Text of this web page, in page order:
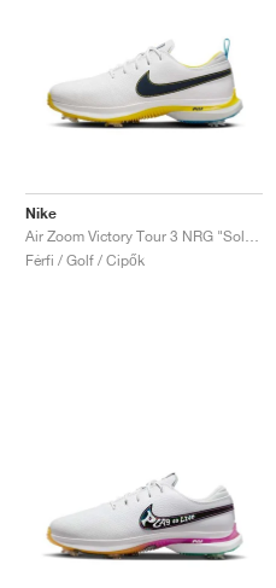
Nike
Férfi / Golf / Cipők